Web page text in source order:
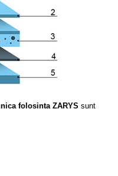
folosinta ZARYS sunt